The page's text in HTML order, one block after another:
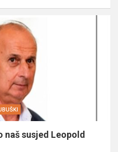
naš susjed Leopold